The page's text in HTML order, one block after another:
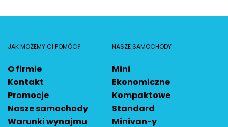
JAK MOŻEMY CI POMÓC?
O firmie
Kontakt
Promocje
Nasze samochody
Warunki wynajmu
NASZE SAMOCHODY
Mini
Ekonomiczne
Kompaktowe
Standard
Minivan-y